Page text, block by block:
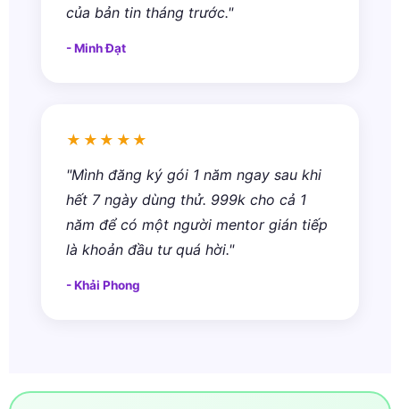
của bản tin tháng trước."
- Minh Đạt
★★★★★
"Mình đăng ký gói 1 năm ngay sau khi
hết 7 ngày dùng thử. 999k cho cả 1
năm để có một người mentor gián tiếp
là khoản đầu tư quá hời."
- Khải Phong